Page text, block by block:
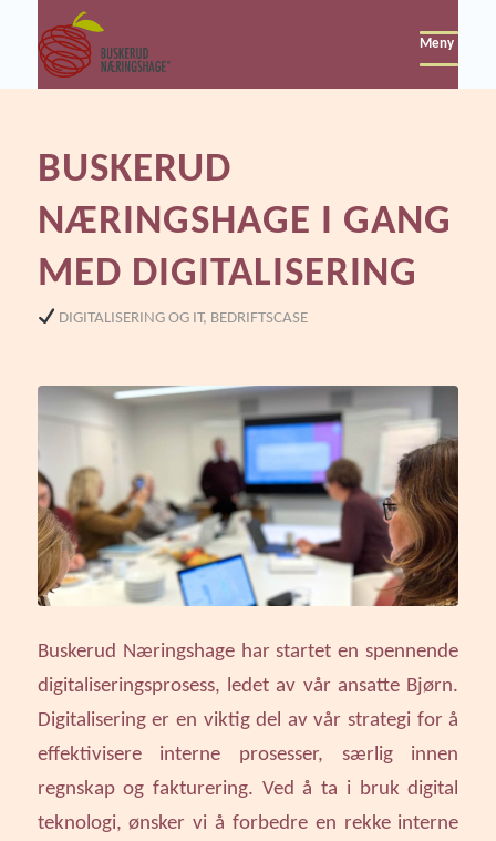
Meny
BUSKERUD
NÆRINGSHAGE I GANG
MED DIGITALISERING
DIGITALISERING OG IT, BEDRIFTSCASE
Buskerud Næringshage har startet en spennende
digitaliseringsprosess, ledet av vår ansatte Bjørn.
Digitalisering er en viktig del av vår strategi for å
effektivisere interne prosesser, særlig innen
regnskap og fakturering. Ved å ta i bruk digital
teknologi, ønsker vi å forbedre en rekke interne